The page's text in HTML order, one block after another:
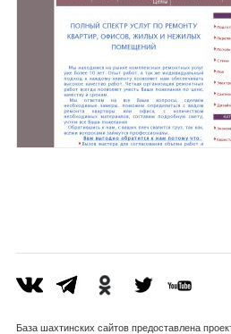
База шахтинских сайтов предоставлена